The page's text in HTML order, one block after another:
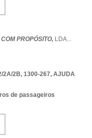
PROPÓSITO, LDA...
2A/2B, 1300-267, AJUDA
de passageiros